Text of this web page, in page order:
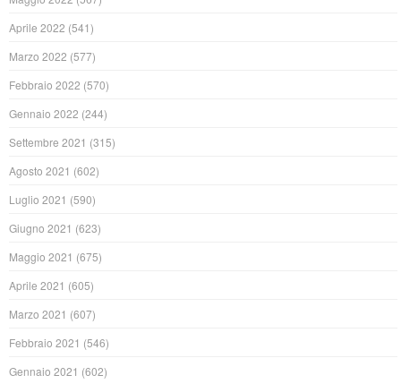
Aprile 2022 (541)
Marzo 2022 (577)
Febbraio 2022 (570)
Gennaio 2022 (244)
Settembre 2021 (315)
Agosto 2021 (602)
Luglio 2021 (590)
Giugno 2021 (623)
Maggio 2021 (675)
Aprile 2021 (605)
Marzo 2021 (607)
Febbraio 2021 (546)
Gennaio 2021 (602)